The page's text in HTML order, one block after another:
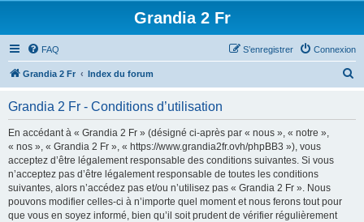
Grandia 2 Fr
FAQ Connexion
S’enregistrer
Grandia 2 Fr Index du forum
Grandia 2 Fr - Conditions d’utilisation
En accédant à « Grandia 2 Fr » (désigné ci-après par « nous », « notre »,
« nos », « Grandia 2 Fr », « https://www.grandia2fr.ovh/phpBB3 »), vous
acceptez d’être légalement responsable des conditions suivantes. Si vous
n’acceptez pas d’être légalement responsable de toutes les conditions
suivantes, alors n’accédez pas et/ou n’utilisez pas « Grandia 2 Fr ». Nous
pouvons modifier celles-ci à n’importe quel moment et nous ferons tout pour
que vous en soyez informé, bien qu’il soit prudent de vérifier régulièrement